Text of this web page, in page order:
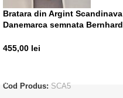
Bratara din Argint Scandinava
Danemarca semnata Bernhard
455,00 lei
Cod Produs: SCA5